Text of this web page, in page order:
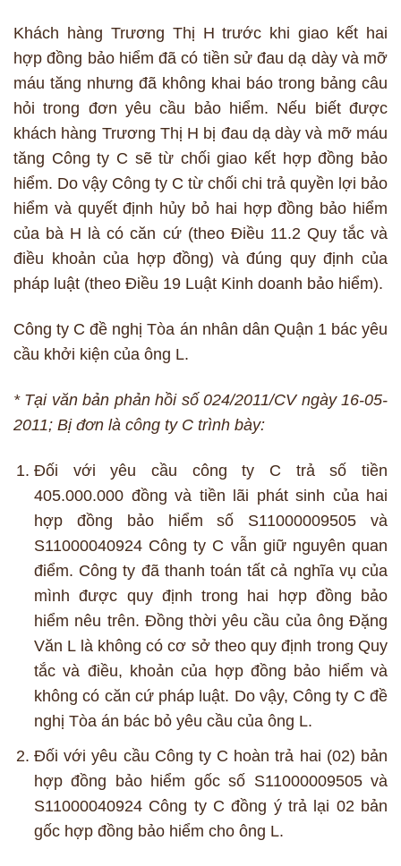
Khách hàng Trương Thị H trước khi giao kết hai
hợp đồng bảo hiểm đã có tiền sử đau dạ dày và mỡ
máu tăng nhưng đã không khai báo trong bảng câu
hỏi trong đơn yêu cầu bảo hiểm. Nếu biết được
khách hàng Trương Thị H bị đau dạ dày và mỡ máu
tăng Công ty C sẽ từ chối giao kết hợp đồng bảo
hiểm. Do vậy Công ty C từ chối chi trả quyền lợi bảo
hiểm và quyết định hủy bỏ hai hợp đồng bảo hiểm
của bà H là có căn cứ (theo Điều 11.2 Quy tắc và
điều khoản của hợp đồng) và đúng quy định của
pháp luật (theo Điều 19 Luật Kinh doanh bảo hiểm).
Công ty C đề nghị Tòa án nhân dân Quận 1 bác yêu
cầu khởi kiện của ông L.
* Tại văn bản phản hồi số 024/2011/CV ngày 16-05-
2011; Bị đơn là công ty C trình bày:
Đối với yêu cầu công ty C trả số tiền
405.000.000 đồng và tiền lãi phát sinh của hai
hợp đồng bảo hiểm số S11000009505 và
S11000040924 Công ty C vẫn giữ nguyên quan
điểm. Công ty đã thanh toán tất cả nghĩa vụ của
mình được quy định trong hai hợp đồng bảo
hiểm nêu trên. Đồng thời yêu cầu của ông Đặng
Văn L là không có cơ sở theo quy định trong Quy
tắc và điều, khoản của hợp đồng bảo hiểm và
không có căn cứ pháp luật. Do vậy, Công ty C đề
nghị Tòa án bác bỏ yêu cầu của ông L.
Đối với yêu cầu Công ty C hoàn trả hai (02) bản
hợp đồng bảo hiểm gốc số S11000009505 và
S11000040924 Công ty C đồng ý trả lại 02 bản
gốc hợp đồng bảo hiểm cho ông L.